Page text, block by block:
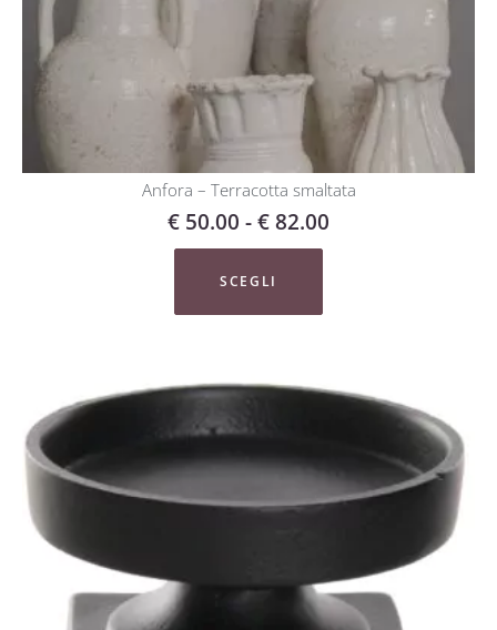
Anfora – Terracotta smaltata
€ 50.00 -€82.00
SCEGLI